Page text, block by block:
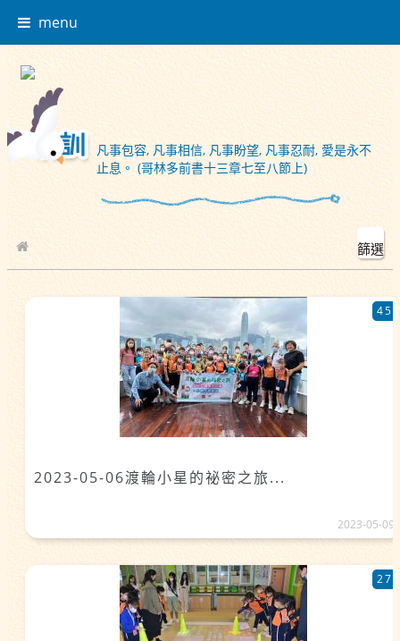
menu
凡事包容, 凡事相信, 凡事盼望, 凡事忍耐, 愛是永不
止息。 (哥林多前書十三章七至八節上)
校園相簿
篩選
2023-05-06渡輪小星的祕密之旅...
45
2023-05-09
27